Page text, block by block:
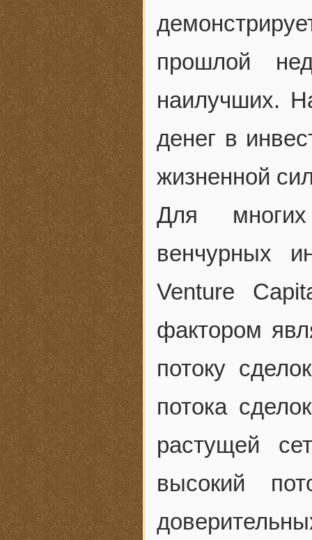
прошлой
наилучших.
денег в
жизненной
Для
венчурных
Venture
фактором
потоку
потока
растущей
высокий